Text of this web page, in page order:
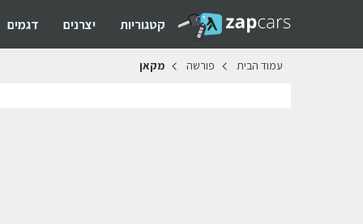
קטגוריות יצרנים דגמים
עמוד הבית פורשה מקאן